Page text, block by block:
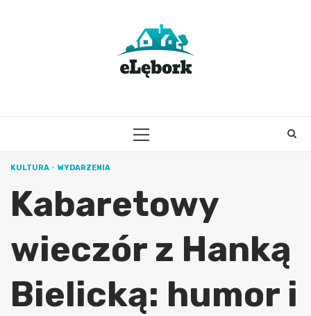
PRIMARY
KULTURA WYDARZENIA
Kabaretowy
wieczór z Hanką
Bielicką: humor i